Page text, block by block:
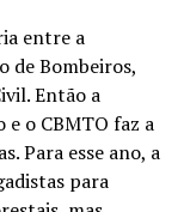
entre a
de Bombeiros,
Então a
o CBMTO faz a
Para esse ano, a
para